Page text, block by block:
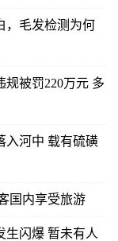
，毛发检测为何
被罚220万元 多
入河中 载有硫磺
国内享受旅游
生闪爆 暂未有人